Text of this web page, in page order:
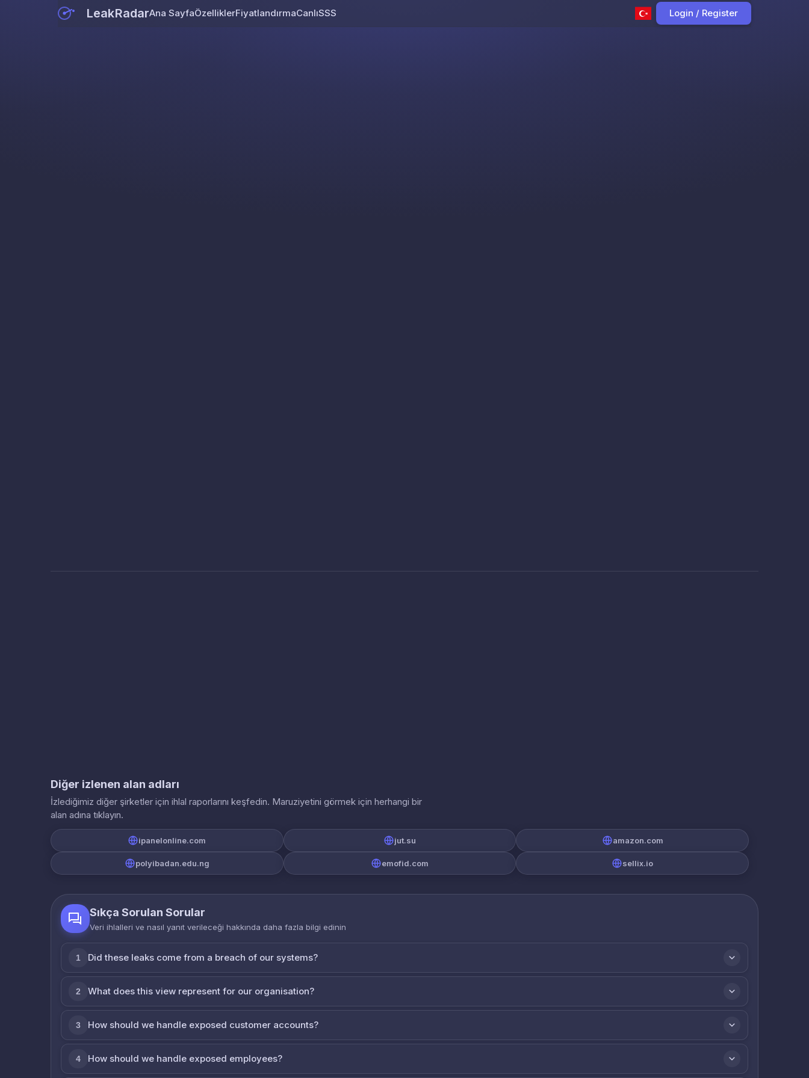
LeakRadarAna SayfaÖzelliklerFiyatlandırmaCanlıSSS Login / Register
Diğer izlenen alan adları
İzlediğimiz diğer şirketler için ihlal raporlarını keşfedin. Maruziyetini görmek için herhangi bir
alan adına tıklayın.
ipanelonline.com jut.su amazon.com
polyibadan.edu.ng emofid.com sellix.io
Sıkça Sorulan Sorular
Veri ihlalleri ve nasıl yanıt verileceği hakkında daha fazla bilgi edinin
1 Did these leaks come from a breach of our systems?
2 What does this view represent for our organisation?
3 How should we handle exposed customer accounts?
4 How should we handle exposed employees?